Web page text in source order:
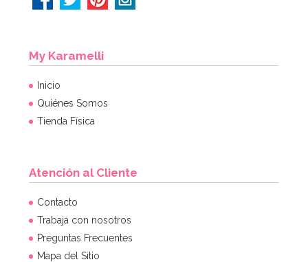
My Karamelli
Inicio
Quiénes Somos
Tienda Física
Atención al Cliente
Contacto
Trabaja con nosotros
Preguntas Frecuentes
Mapa del Sitio